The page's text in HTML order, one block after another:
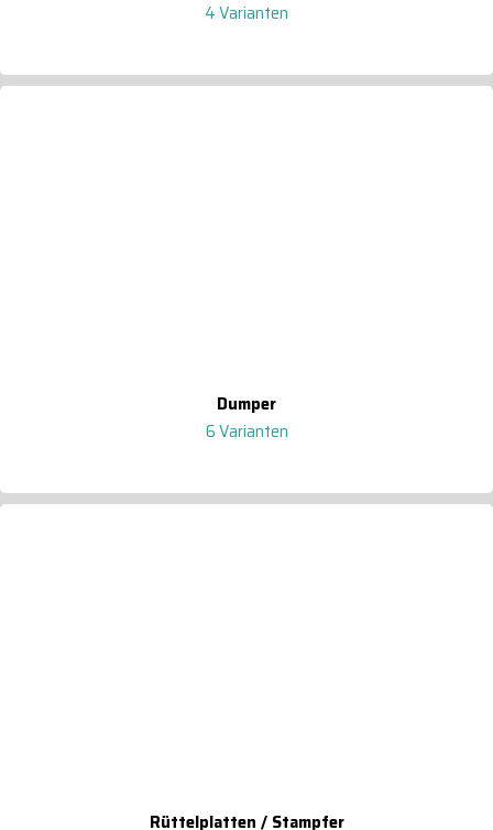
4 Varianten
Dumper
6 Varianten
Rüttelplatten / Stampfer